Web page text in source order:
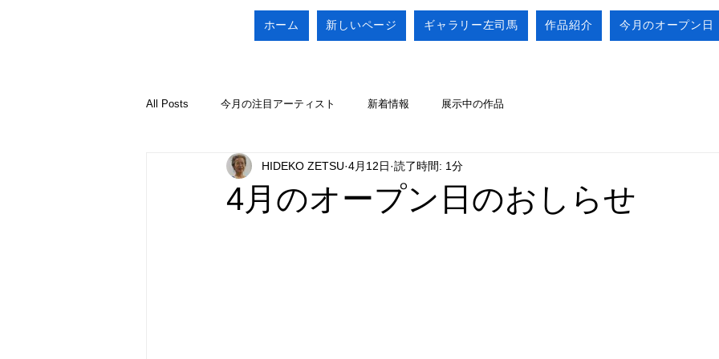
ホーム 新しいページ ギャラリー左司馬 作品紹介 今月のオープン日
All Posts 今月の注目アーティスト 新着情報 展示中の作品
4月のオープン日のおしらせ
HIDEKO ZETSU 4月12日 読了時間: 1分